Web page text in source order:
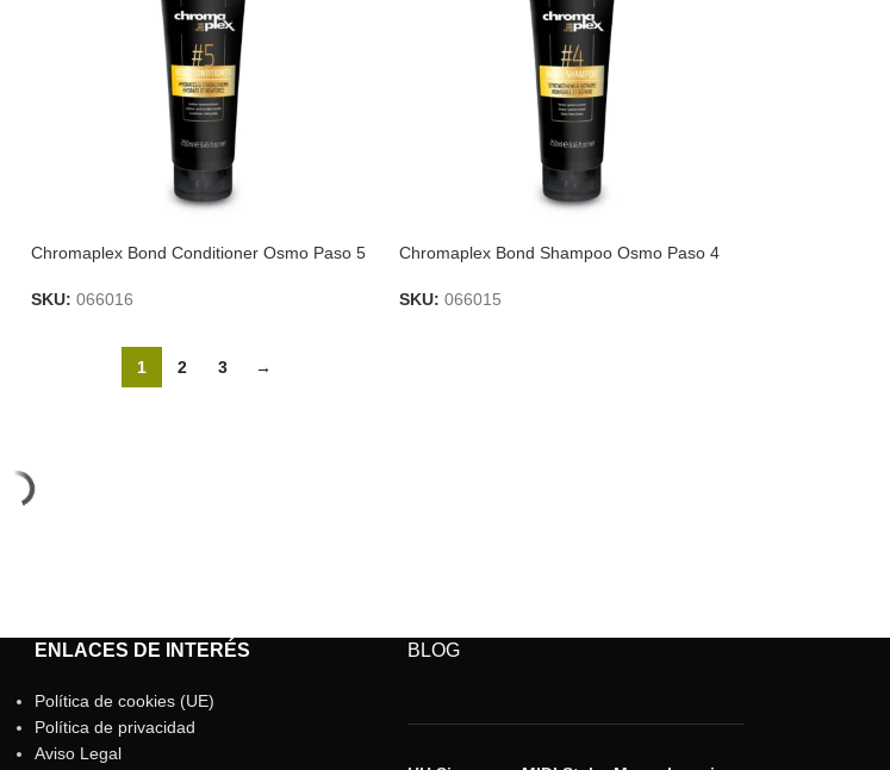
Chromaplex Bond Conditioner Osmo Paso 5
SKU: 066016
Chromaplex Bond Shampoo Osmo Paso 4
SKU:066015
1 2 3 →
ENLACES DE INTERÉS
Política de cookies (UE)
Política de privacidad
Aviso Legal
BLOG